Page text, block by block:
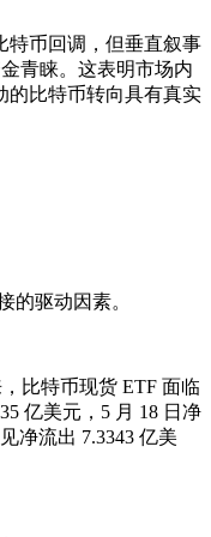
特币回调，但垂直叙事
青睐。这表明市场内
的比特币转向具有真实
的驱动因素。
比特币现货 ETF 面临
亿美元，5 月 18 日净
净流出 7.3343 亿美